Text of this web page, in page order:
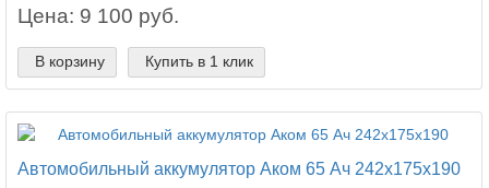
Цена: 9 100 руб.
В корзину Купить в 1 клик
Автомобильный аккумулятор Аком 65 Ач 242x175x190